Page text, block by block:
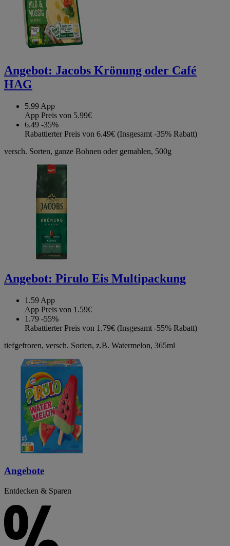
Angebot: Jacobs Krönung oder Café
HAG
5.99 App
App Preis von 5.99€
6.49 -35%
Rabattierter Preis von 6.49€ (Insgesamt -35% Rabatt)
versch. Sorten, ganze Bohnen oder gemahlen, 500g
Angebot: Pirulo Eis Multipackung
1.59 App
App Preis von 1.59€
1.79 -55%
Rabattierter Preis von 1.79€ (Insgesamt -55% Rabatt)
tiefgefroren, versch. Sorten, z.B. Watermelon, 365ml
Angebote
Entdecken & Sparen